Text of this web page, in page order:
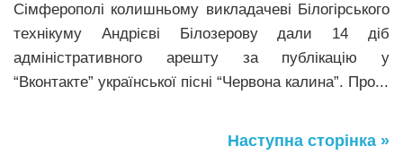
Сімферополі колишньому викладачеві Білогірського
технікуму Андрієві Білозерову дали 14 діб
адміністративного арешту за публікацію у
“Вконтакте” української пісні “Червона калина”. Про...
Наступна сторінка »